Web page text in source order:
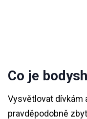
Co je
Vysvětlovat dívkám
pravděpodobně